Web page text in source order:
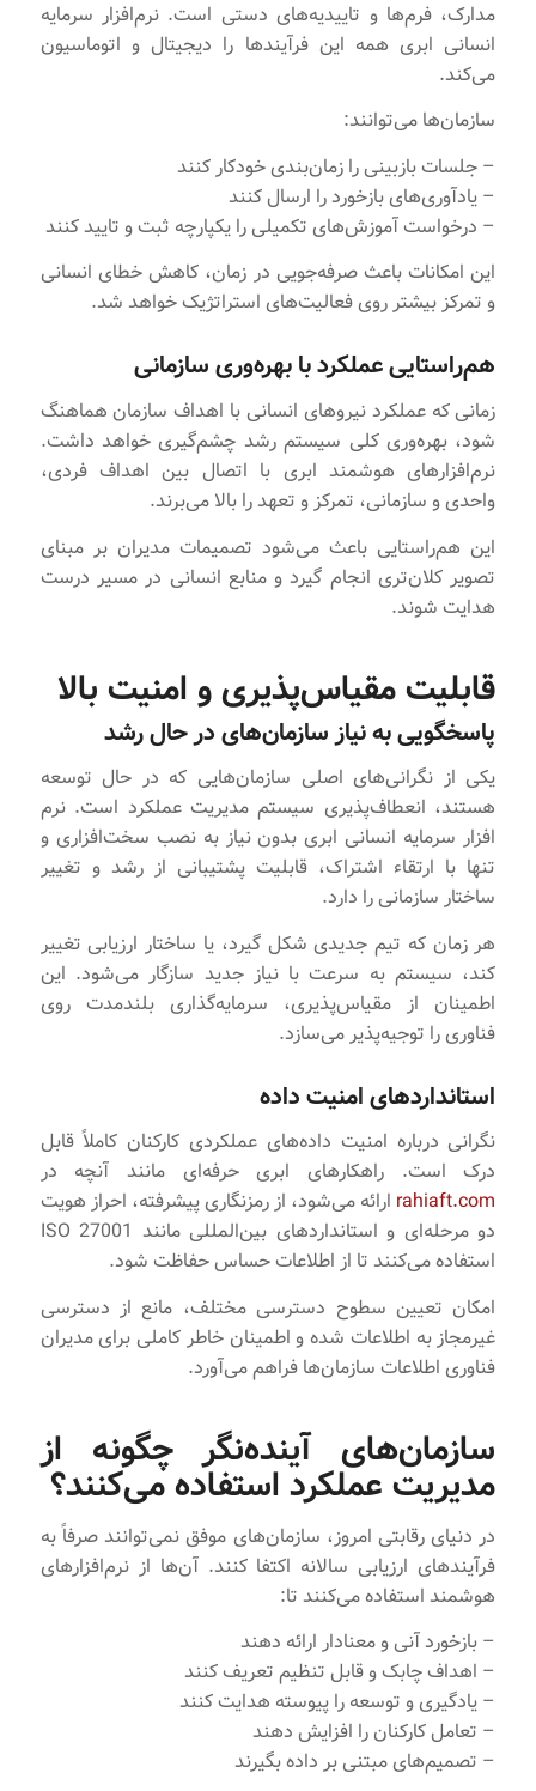
مدارک، فرم‌ها و تاییدیه‌های دستی است. نرم‌افزار سرمایه
انسانی ابری همه این فرآیندها را دیجیتال و اتوماسیون
می‌کند.
سازمان‌ها می‌توانند:
– جلسات بازبینی را زمان‌بندی خودکار کنند
– یادآوری‌های بازخورد را ارسال کنند
– درخواست آموزش‌های تکمیلی را یکپارچه ثبت و تایید کنند
این امکانات باعث صرفه‌جویی در زمان، کاهش خطای انسانی
و تمرکز بیشتر روی فعالیت‌های استراتژیک خواهد شد.
هم‌راستایی عملکرد با بهره‌وری سازمانی
زمانی که عملکرد نیروهای انسانی با اهداف سازمان هماهنگ
شود، بهره‌وری کلی سیستم رشد چشم‌گیری خواهد داشت.
نرم‌افزارهای هوشمند ابری با اتصال بین اهداف فردی،
واحدی و سازمانی، تمرکز و تعهد را بالا می‌برند.
این هم‌راستایی باعث می‌شود تصمیمات مدیران بر مبنای
تصویر کلان‌تری انجام گیرد و منابع انسانی در مسیر درست
هدایت شوند.
قابلیت مقیاس‌پذیری و امنیت بالا
پاسخگویی به نیاز سازمان‌های در حال رشد
یکی از نگرانی‌های اصلی سازمان‌هایی که در حال توسعه
هستند، انعطاف‌پذیری سیستم مدیریت عملکرد است. نرم
افزار سرمایه انسانی ابری بدون نیاز به نصب سخت‌افزاری و
تنها با ارتقاء اشتراک، قابلیت پشتیبانی از رشد و تغییر
ساختار سازمانی را دارد.
هر زمان که تیم جدیدی شکل گیرد، یا ساختار ارزیابی تغییر
کند، سیستم به سرعت با نیاز جدید سازگار می‌شود. این
اطمینان از مقیاس‌پذیری، سرمایه‌گذاری بلندمدت روی
فناوری را توجیه‌پذیر می‌سازد.
استانداردهای امنیت داده
نگرانی درباره امنیت داده‌های عملکردی کارکنان کاملاً قابل
درک است. راهکارهای ابری حرفه‌ای مانند آنچه در
rahiaft.com ارائه می‌شود، از رمزنگاری پیشرفته، احراز هویت
دو مرحله‌ای و استانداردهای بین‌المللی مانند ISO 27001
استفاده می‌کنند تا از اطلاعات حساس حفاظت شود.
امکان تعیین سطوح دسترسی مختلف، مانع از دسترسی
غیرمجاز به اطلاعات شده و اطمینان خاطر کاملی برای مدیران
فناوری اطلاعات سازمان‌ها فراهم می‌آورد.
سازمان‌های آینده‌نگر چگونه از
مدیریت عملکرد استفاده می‌کنند؟
در دنیای رقابتی امروز، سازمان‌های موفق نمی‌توانند صرفاً به
فرآیندهای ارزیابی سالانه اکتفا کنند. آن‌ها از نرم‌افزارهای
هوشمند استفاده می‌کنند تا:
– بازخورد آنی و معنادار ارائه دهند
– اهداف چابک و قابل تنظیم تعریف کنند
– یادگیری و توسعه را پیوسته هدایت کنند
– تعامل کارکنان را افزایش دهند
– تصمیم‌های مبتنی بر داده بگیرند